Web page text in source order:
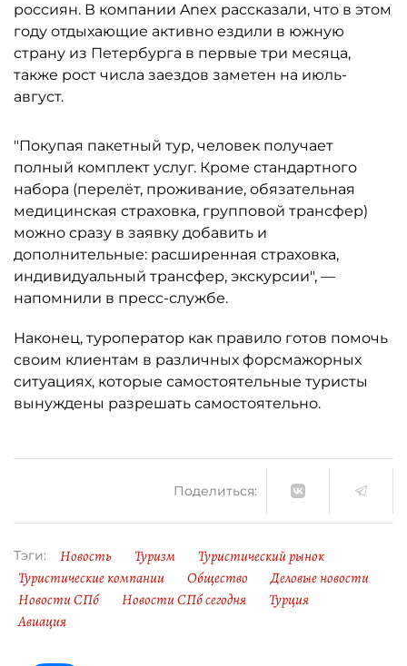
россиян. В компании Anex рассказали, что в этом
году отдыхающие активно ездили в южную
страну из Петербурга в первые три месяца,
также рост числа заездов заметен на июль-
август.
"Покупая пакетный тур, человек получает
полный комплект услуг. Кроме стандартного
набора (перелёт, проживание, обязательная
медицинская страховка, групповой трансфер)
можно сразу в заявку добавить и
дополнительные: расширенная страховка,
индивидуальный трансфер, экскурсии", —
напомнили в пресс-службе.
Наконец, туроператор как правило готов помочь
своим клиентам в различных форсмажорных
ситуациях, которые самостоятельные туристы
вынуждены разрешать самостоятельно.
Поделиться:
Тэги: Новость Туризм
Туристический рынок
Туристические компании
Общество
Деловые новости
Новости СПб
Новости СПб сегодня
Турция
Авиация